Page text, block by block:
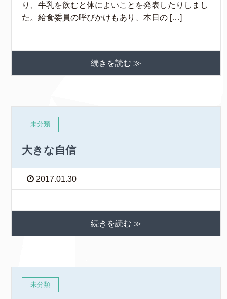
り、牛乳を飲むと体によいことを発表したりしまし
た。給食委員の呼びかけもあり、本日の […]
続きを読む ≫
未分類
大きな自信
2017.01.30
続きを読む ≫
未分類